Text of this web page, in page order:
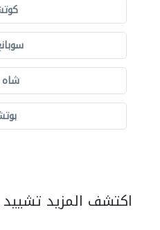
اكتشف المزيد تشييد